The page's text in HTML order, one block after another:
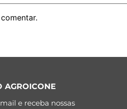
AGROICONE
e receba nossas